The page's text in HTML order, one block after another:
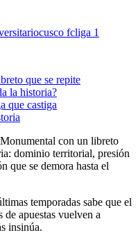
cusco fcliga 1
que se repite
la historia?
que castiga
con un libreto
dominio territorial, presión
que se demora hasta el
temporadas sabe que el
apuestas vuelven a
insinúa.